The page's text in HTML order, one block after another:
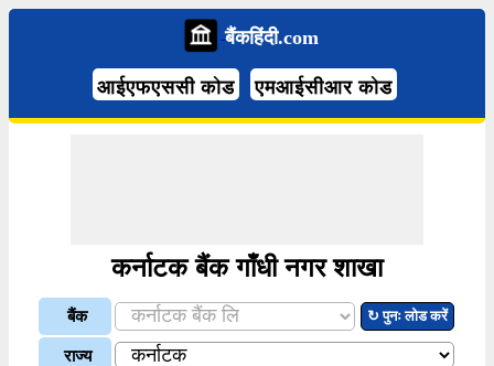
बैंकहिंदी.com
आईएफएससी कोड एमआईसीआर कोड
कर्नाटक बैंक गाँधी नगर शाखा
बैंक ↻ पुनः लोड करें
राज्य